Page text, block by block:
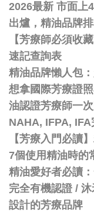
2026最新 市面上
出爐，精油品牌
【芳療師必須收
速記查詢表
精油品牌懶人包
想拿國際芳療證
油認證芳療師一
NAHA, IFPA, IFA
【芳療入門必讀
7個使用精油時的
精油愛好者必讀
完全有機認證 /
設計的芳療品牌